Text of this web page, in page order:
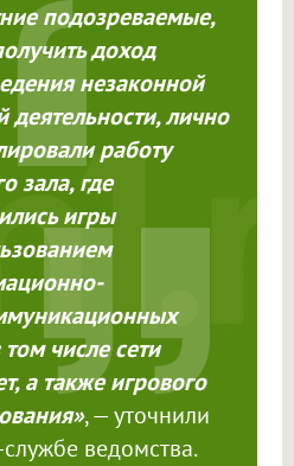
подозреваемые,
доход
незаконной
деятельности, лично
работу
зала, где
игры
том числе сети
а также игрового
, — уточнили
ведомства.